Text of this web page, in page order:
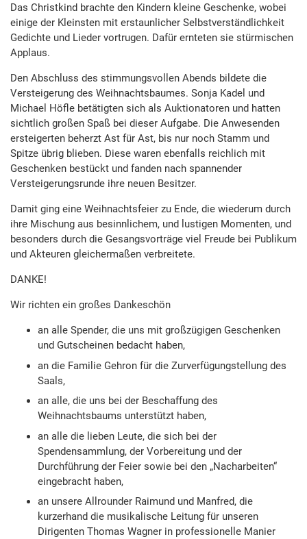
Das Christkind brachte den Kindern kleine Geschenke, wobei
einige der Kleinsten mit erstaunlicher Selbstverständlichkeit
Gedichte und Lieder vortrugen. Dafür ernteten sie stürmischen
Applaus.
Den Abschluss des stimmungsvollen Abends bildete die
Versteigerung des Weihnachtsbaumes. Sonja Kadel und
Michael Höfle betätigten sich als Auktionatoren und hatten
sichtlich großen Spaß bei dieser Aufgabe. Die Anwesenden
ersteigerten beherzt Ast für Ast, bis nur noch Stamm und
Spitze übrig blieben. Diese waren ebenfalls reichlich mit
Geschenken bestückt und fanden nach spannender
Versteigerungsrunde ihre neuen Besitzer.
Damit ging eine Weihnachtsfeier zu Ende, die wiederum durch
ihre Mischung aus besinnlichem, und lustigen Momenten, und
besonders durch die Gesangsvorträge viel Freude bei Publikum
und Akteuren gleichermaßen verbreitete.
DANKE!
Wir richten ein großes Dankeschön
an alle Spender, die uns mit großzügigen Geschenken
und Gutscheinen bedacht haben,
an die Familie Gehron für die Zurverfügungstellung des
Saals,
an alle, die uns bei der Beschaffung des
Weihnachtsbaums unterstützt haben,
an alle die lieben Leute, die sich bei der
Spendensammlung, der Vorbereitung und der
Durchführung der Feier sowie bei den „Nacharbeiten“
eingebracht haben,
an unsere Allrounder Raimund und Manfred, die
kurzerhand die musikalische Leitung für unseren
Dirigenten Thomas Wagner in professionelle Manier